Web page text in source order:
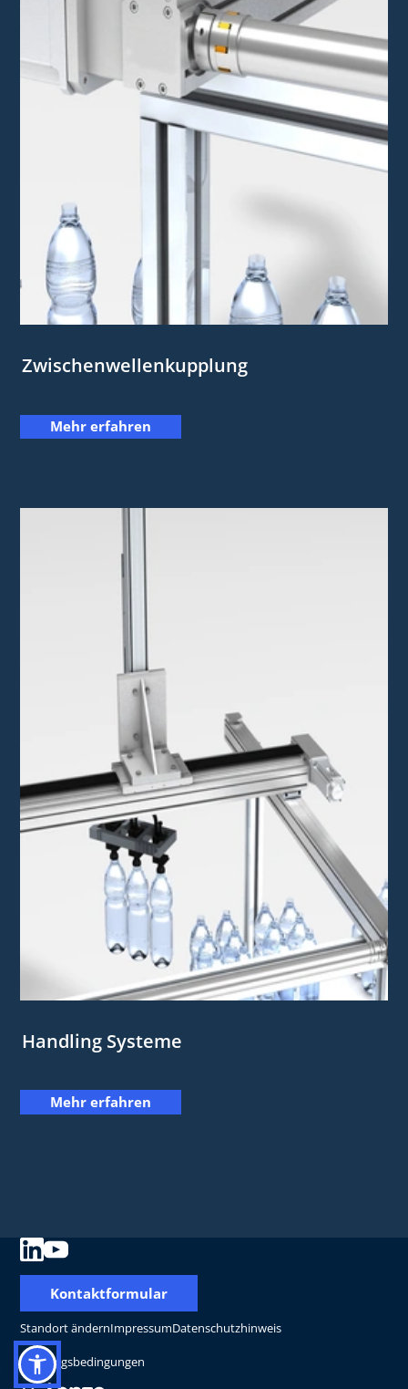
Zwischenwellenkupplung
Mehr erfahren
Handling Systeme
Mehr erfahren
Standort ändernImpressumDatenschutzhinweis
Nutzungsbedingungen
Kontaktformular